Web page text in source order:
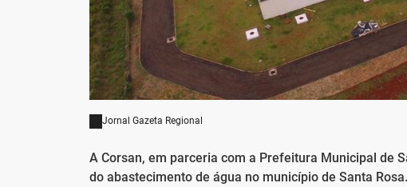
Jornal Gazeta Regional
A Corsan, em parceria com a Prefeitura Municipal de
do abastecimento de água no município de Santa